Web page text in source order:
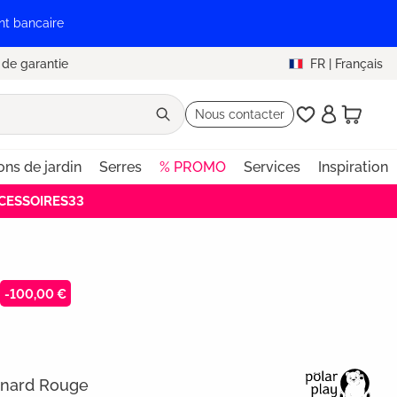
bancaire
garantie FR | Français
Nous contacter
de jardin Serres % PROMO Services Inspiration
-100,00 €
Rouge